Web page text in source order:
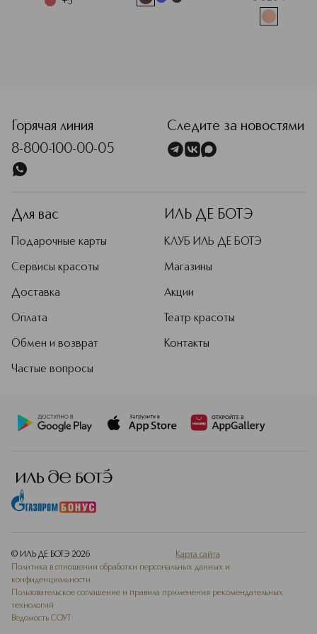
Горячая линия
8-800-100-00-05
Следите за новостями
Для вас
Подарочные карты
Сервисы красоты
Доставка
Оплата
Обмен и возврат
Частые вопросы
ИЛЬ ДЕ БОТЭ
КЛУБ ИЛЬ ДЕ БОТЭ
Магазины
Акции
Театр красоты
Контакты
© ИЛЬ ДЕ БОТЭ 2026
Карта сайта
Политика в отношении обработки персональных данных и
конфиденциальности
Пользовательское соглашение и правила применения рекомендательных
технологий
Ведомость СОУТ